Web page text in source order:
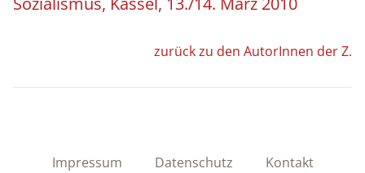
zurück zu den AutorInnen der Z.
Impressum Datenschutz Kontakt